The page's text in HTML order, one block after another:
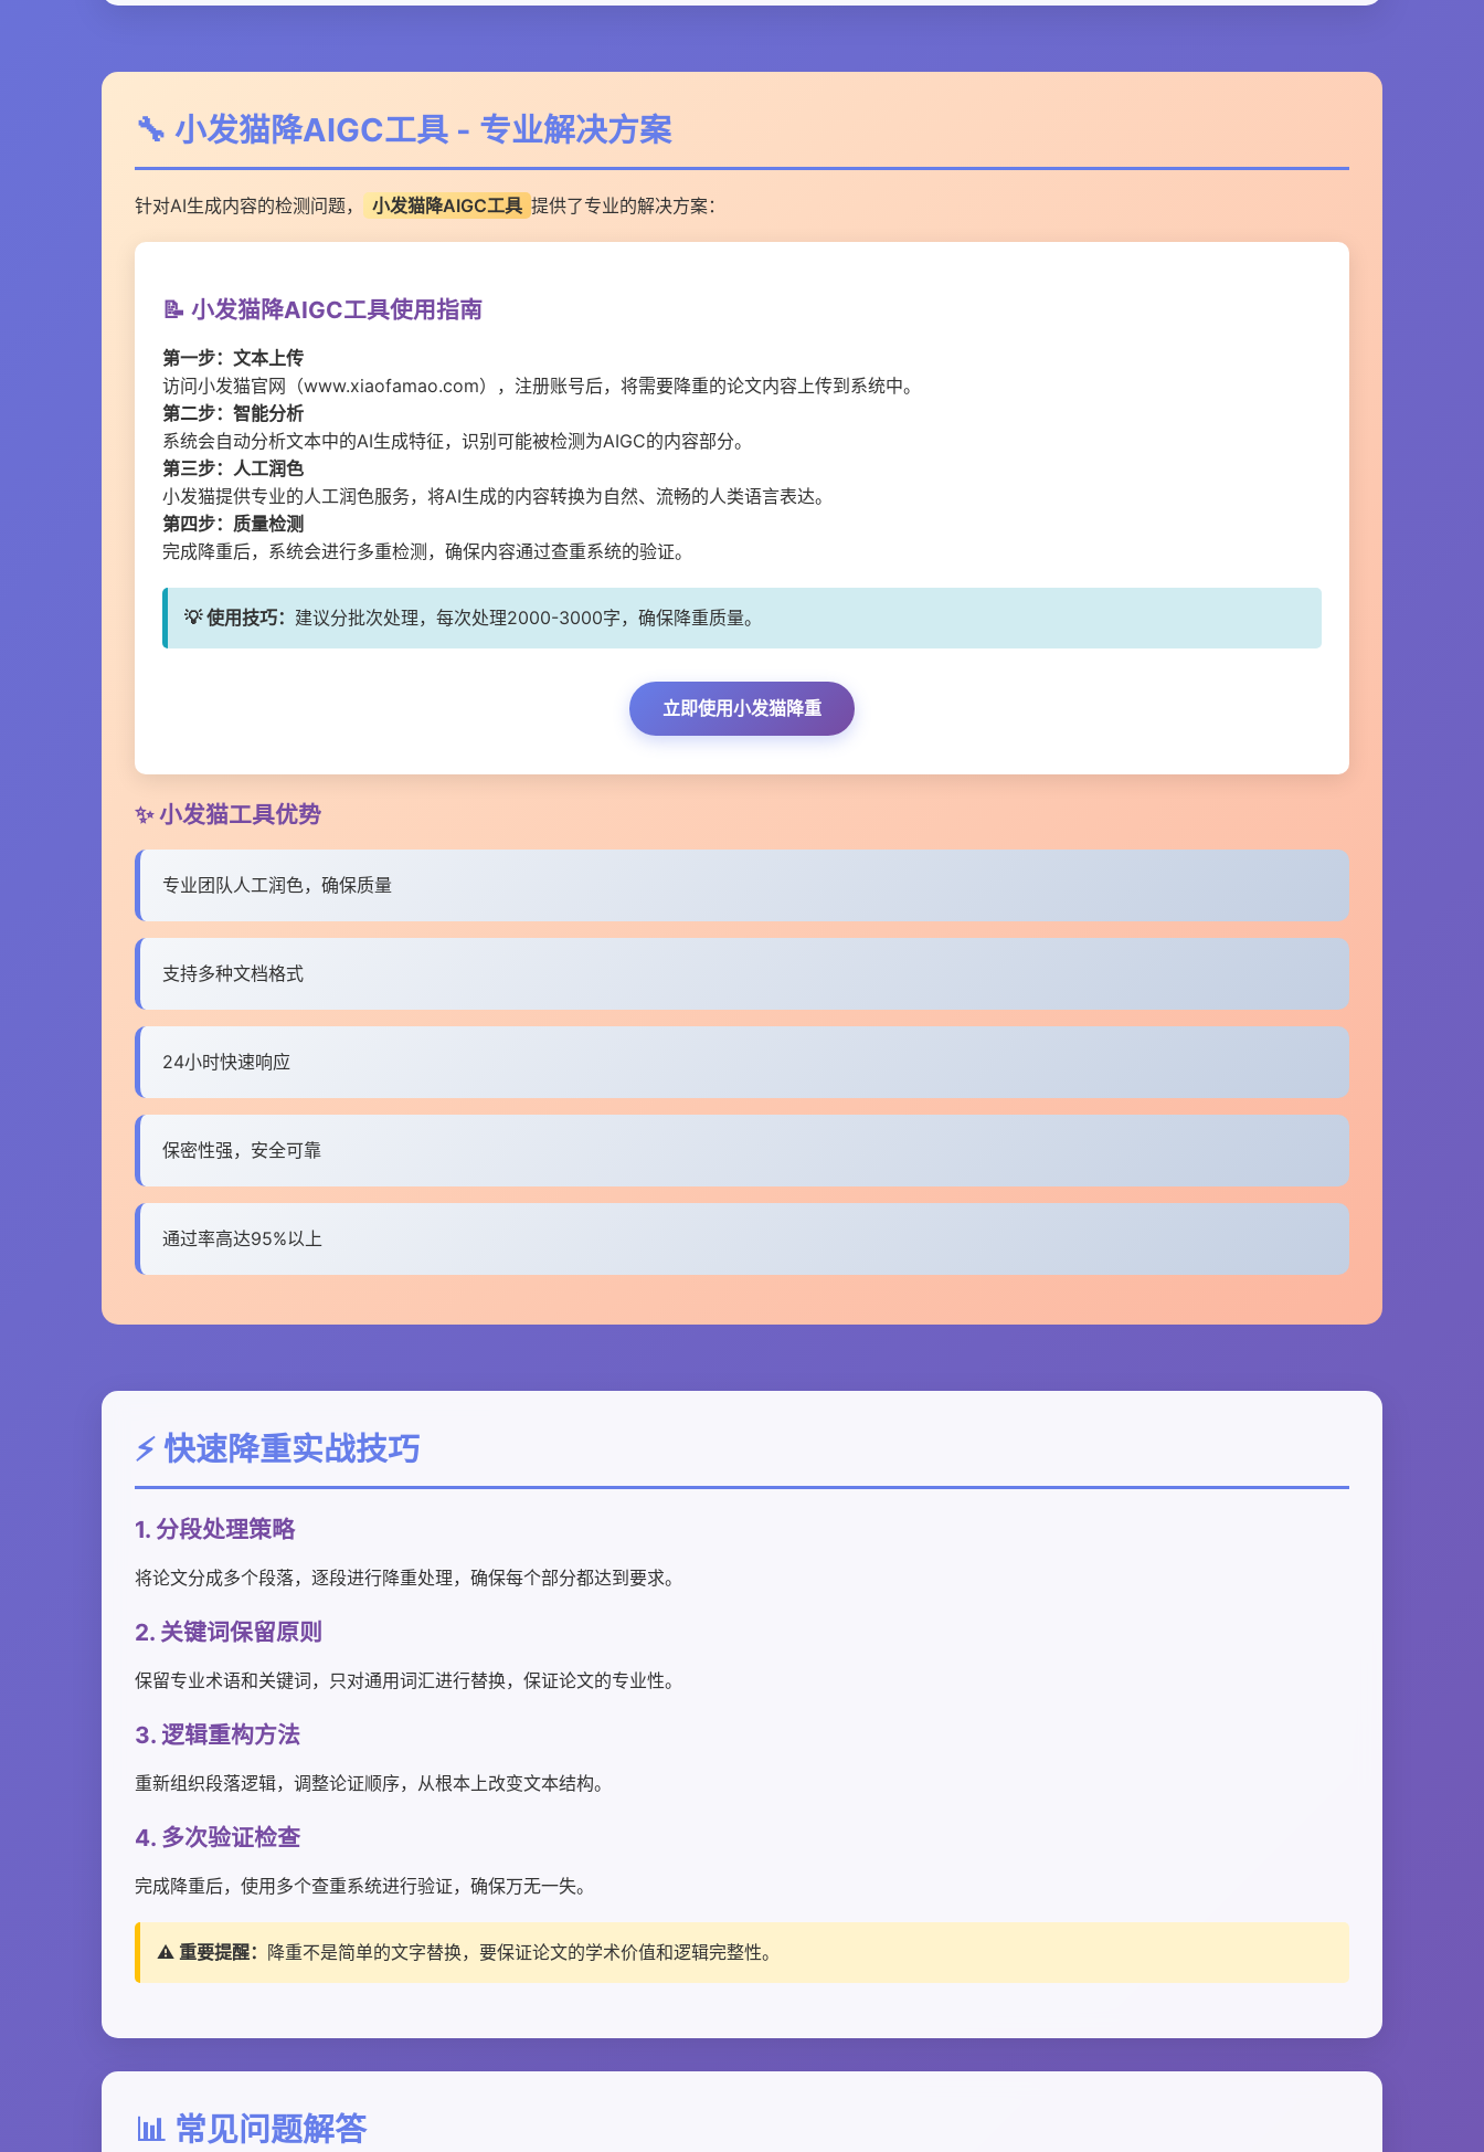
🔧 小发猫降AIGC工具 - 专业解决方案
针对AI生成内容的检测问题， 小发猫降AIGC工具 提供了专业的解决方案：
📝 小发猫降AIGC工具使用指南
第一步：文本上传
访问小发猫官网（www.xiaofamao.com），注册账号后，将需要降重的论文内容上传到系统中。
第二步：智能分析
系统会自动分析文本中的AI生成特征，识别可能被检测为AIGC的内容部分。
第三步：人工润色
小发猫提供专业的人工润色服务，将AI生成的内容转换为自然、流畅的人类语言表达。
第四步：质量检测
完成降重后，系统会进行多重检测，确保内容通过查重系统的验证。
💡 使用技巧： 建议分批次处理，每次处理2000-3000字，确保降重质量。
立即使用小发猫降重
✨ 小发猫工具优势
专业团队人工润色，确保质量
支持多种文档格式
24小时快速响应
保密性强，安全可靠
通过率高达95%以上
⚡ 快速降重实战技巧
1. 分段处理策略
将论文分成多个段落，逐段进行降重处理，确保每个部分都达到要求。
2. 关键词保留原则
保留专业术语和关键词，只对通用词汇进行替换，保证论文的专业性。
3. 逻辑重构方法
重新组织段落逻辑，调整论证顺序，从根本上改变文本结构。
4. 多次验证检查
完成降重后，使用多个查重系统进行验证，确保万无一失。
⚠️ 重要提醒： 降重不是简单的文字替换，要保证论文的学术价值和逻辑完整性。
📊 常见问题解答